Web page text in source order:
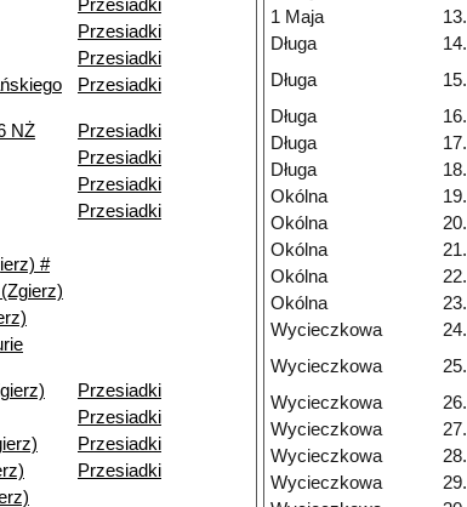
Przesiadki
Przesiadki
Przesiadki
Przesiadki
NŻ
Przesiadki
Przesiadki
Przesiadki
Przesiadki
#
Przesiadki
Przesiadki
Przesiadki
Przesiadki
1 Maja
13.
Długa
14.
Długa
15.
Długa
16.
Długa
17.
Długa
18.
Okólna
19.
Okólna
20.
Okólna
21.
Okólna
22.
Okólna
23.
Wycieczkowa
24.
Wycieczkowa
25.
Wycieczkowa 26.
Wycieczkowa
27.
Wycieczkowa
28.
Wycieczkowa
29.